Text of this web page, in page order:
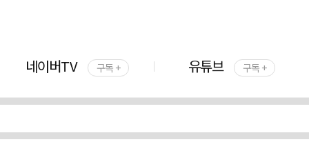
네이버TV 구독 + 유튜브 구독 +